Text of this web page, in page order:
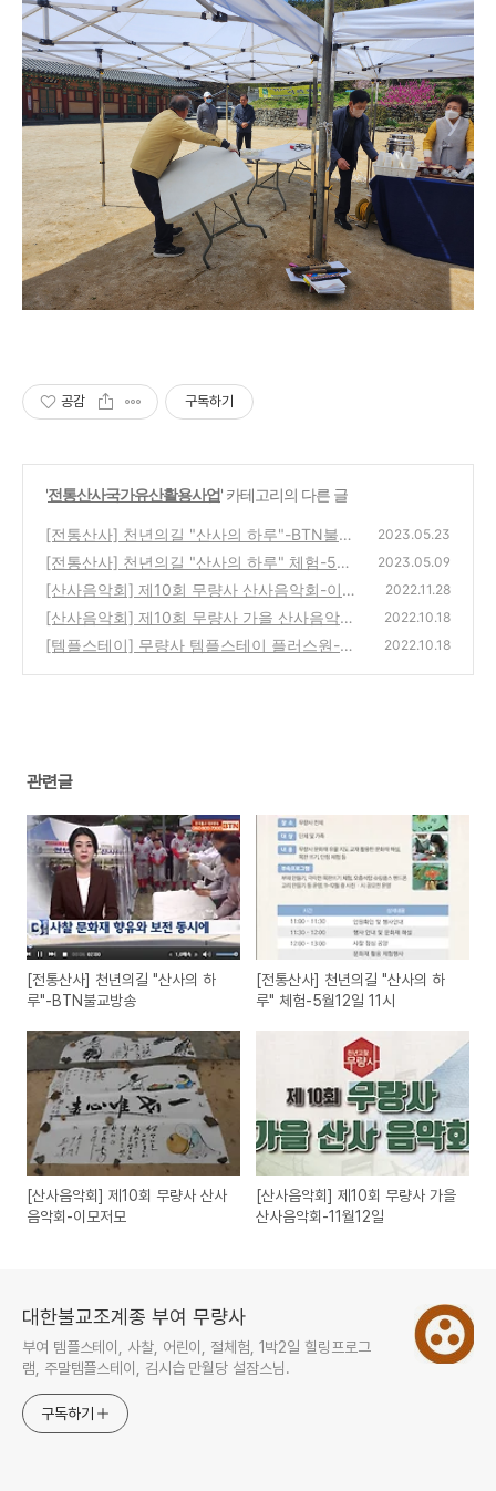
공감 구독하기
'전통산사국가유산활용사업' 카테고리의 다른 글
[전통산사] 천년의길 "산사의 하루"-BTN불교
방송
(0)
2023.05.23
[전통산사] 천년의길 "산사의 하루" 체험-5월1
2일 11시
(0)
2023.05.09
[산사음악회] 제10회 무량사 산사음악회-이모
저모
(0)
2022.11.28
[산사음악회] 제10회 무량사 가을 산사음악회-
11월12일
(0)
2022.10.18
[템플스테이] 무량사 템플스테이 플러스원-부
2022.10.18
관련글
[전통산사] 천년의길 "산사의 하
루"-BTN불교방송
[전통산사] 천년의길 "산사의 하
루" 체험-5월12일 11시
[산사음악회] 제10회 무량사 산사
음악회-이모저모
[산사음악회] 제10회 무량사 가을
산사음악회-11월12일
대한불교조계종 부여 무량사
부여 템플스테이, 사찰, 어린이, 절체험, 1박2일 힐링프로그
램, 주말템플스테이, 김시습 만월당 설잠스님.
구독하기